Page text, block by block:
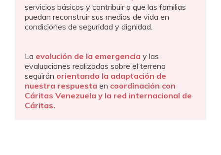
servicios básicos y contribuir a que las familias
puedan reconstruir sus medios de vida en
condiciones de seguridad y dignidad.
La evolución de la emergencia y las
evaluaciones realizadas sobre el terreno
seguirán orientando la adaptación de
nuestra respuesta en coordinación con
Cáritas Venezuela y la red internacional de
Cáritas.